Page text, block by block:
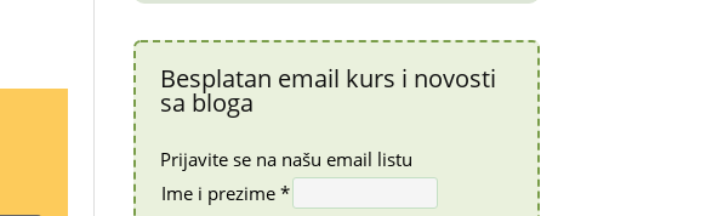
Besplatan email kurs i novosti
sa bloga
Prijavite se na našu email listu
Ime i prezime *